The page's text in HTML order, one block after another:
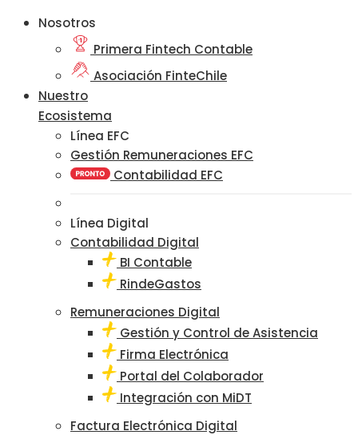
Nosotros
Primera Fintech Contable
Asociación FinteChile
Nuestro
Ecosistema
Línea EFC
Gestión Remuneraciones EFC
Contabilidad EFC
Línea Digital
Contabilidad Digital
BI Contable
RindeGastos
Remuneraciones Digital
Gestión y Control de Asistencia
Firma Electrónica
Portal del Colaborador
Integración con MiDT
Factura Electrónica Digital